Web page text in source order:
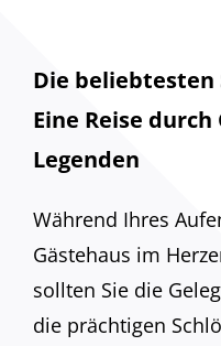
Die beliebtesten
Eine Reise
Legenden
Während Ihres
Gästehaus im
sollten Sie die
die prächtigen